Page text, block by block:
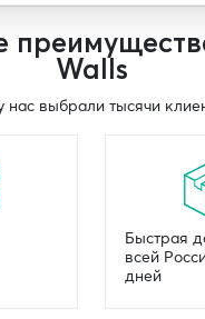
Walls
нас выбрали тысячи
Быстрая
всей
дней